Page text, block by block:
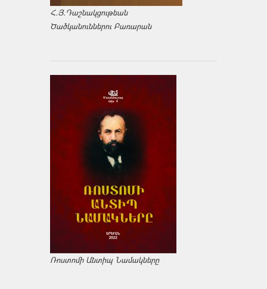
Հ.Յ.Դաշնակցութեան
Ծածկանուններու Բառարան
Ռոստոմի Անտիպ Նամակները